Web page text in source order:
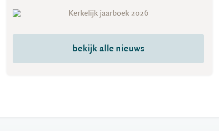
Kerkelijk jaarboek 2026
bekijk alle nieuws